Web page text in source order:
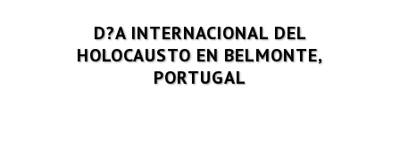
D?A INTERNACIONAL DEL
HOLOCAUSTO EN BELMONTE,
PORTUGAL